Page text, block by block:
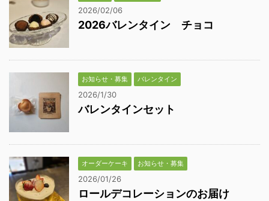
2026/02/06
2026バレンタイン チョコ
お知らせ・募集 バレンタイン
2026/1/30
バレンタインセット
オーダーケーキ お知らせ・募集
2026/01/26
ロールデコレーションのお届け